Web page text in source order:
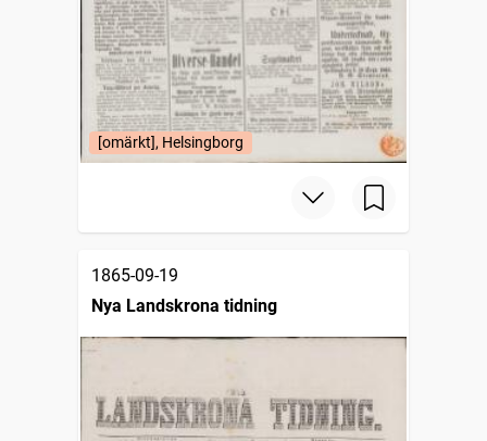
[omärkt], Helsingborg
1865-09-19
Nya Landskrona tidning